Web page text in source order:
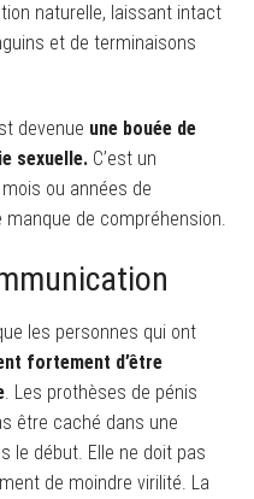
naturelle, laissant intact
et de terminaisons
devenue une bouée de
sexuelle. C’est un
ou années de
de compréhension.
les personnes qui ont
fortement d’être
. Les prothèses de pénis
être caché dans une
le début. Elle ne doit pas
de moindre virilité. La